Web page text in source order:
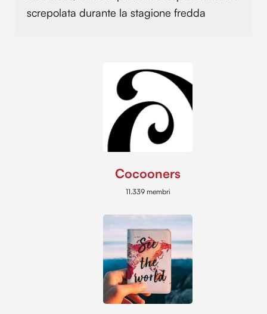
screpolata durante la stagione fredda
Cocooners
11.339 membri